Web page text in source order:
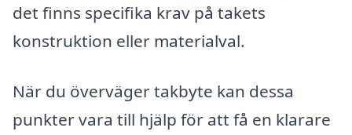
det finns specifika krav på takets
konstruktion eller materialval.
När du överväger takbyte kan dessa
punkter vara till hjälp för att få en klarare